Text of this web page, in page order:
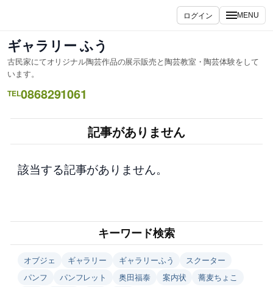
ス
キ
ッ
プ
ログイン MENU
ギャラリー ふう
古民家にてオリジナル陶芸作品の展示販売と陶芸教室・陶芸体験をして
います。
TEL0868291061
記事がありません
該当する記事がありません。
キーワード検索
オブジェ ギャラリー ギャラリーふう
スクーター
パンフ
パンフレット 奥田福泰 案内状
蕎麦ちょこ